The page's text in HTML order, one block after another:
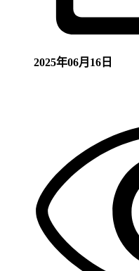
2025年06月16日